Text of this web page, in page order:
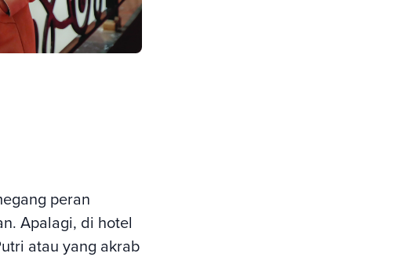
peran
Apalagi, di hotel
atau yang akrab